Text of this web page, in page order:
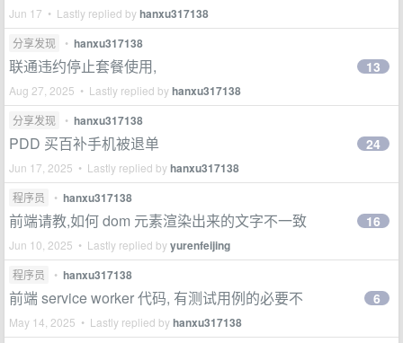
Jun 17 • Lastly replied byhanxu317138
分享发现 • hanxu317138
联通违约停止套餐使用,
Aug 27, 2025 • Lastly replied byhanxu317138
13
分享发现 • hanxu317138
PDD 买百补手机被退单
Jun 17, 2025 • Lastly replied byhanxu317138
24
程序员 • hanxu317138
前端请教,如何 dom 元素渲染出来的文字不一致
Jun 10, 2025 • Lastly replied byyurenfeijing
16
程序员 • hanxu317138
前端 service worker 代码, 有测试用例的必要不
May 14, 2025 • Lastly replied byhanxu317138
6